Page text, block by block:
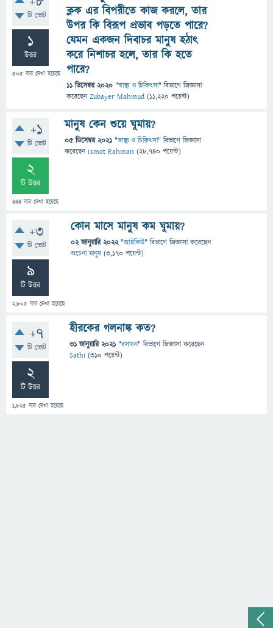
টি ভোট
1
উত্তর
505 বার দেখা হয়েছে
ক্লক এর বিপরীতে কাজ করলে, তার
উপর কি বিরূপ প্রভাব পড়তে পারে?
যেমন একজন দিবাচর মানুষ হঠাৎ
করে নিশাচর হলে, তার কি হতে
পারে?
11 ডিসেম্বর 2020 "স্বাস্থ্য ও চিকিৎসা" বিভাগে জিজ্ঞাসা
করেছেনZubayer Mahmud (11,220 পয়েন্ট)
+1
টি ভোট
2
টি উত্তর
444 বার দেখা হয়েছে
মানুষ কেন শুয়ে ঘুমায়?
05 ডিসেম্বর 2021 "স্বাস্থ্য ও চিকিৎসা" বিভাগে জিজ্ঞাসা
করেছেনIsmot Rahman (28,740 পয়েন্ট)
+3
টি ভোট
9
টি উত্তর
2,805 বার দেখা হয়েছে
কোন মাসে মানুষ কম ঘুমায়?
02 জানুয়ারি 2022 "আইকিউ" বিভাগে জিজ্ঞাসাকরেছেন
অচেনা মানুষ (3,170 পয়েন্ট)
+7
টি ভোট
2
টি উত্তর
1,825 বার দেখা হয়েছে
হীরকের গলনাঙ্ক কত?
31 জানুয়ারি 2021 "রসায়ন" বিভাগে জিজ্ঞাসাকরেছেন
Sathi (310 পয়েন্ট)